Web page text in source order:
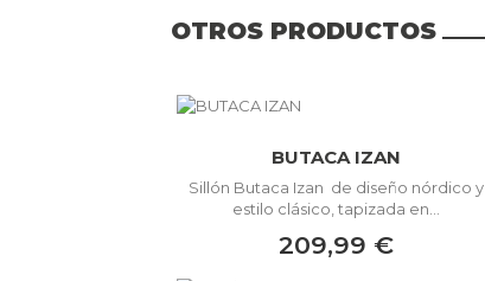
OTROS PRODUCTOS
BUTACA IZAN
Sillón Butaca Izan de diseño nórdico y
estilo clásico, tapizada en...
209,99 €